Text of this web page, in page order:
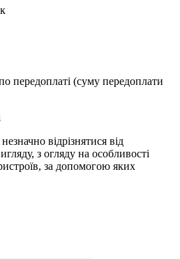
передоплаті (суму передоплати
відрізнятися від
з огляду на особливості
за допомогою яких